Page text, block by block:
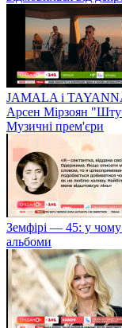
JAMALA і
Арсен Мірзоян
Музичні прем'єри
Земфірі — 45: у чому
альбоми